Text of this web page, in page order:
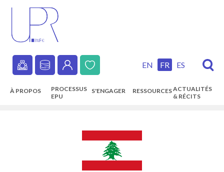
content
Secondary
navigation
EN FR ES
À PROPOS
PROCESSUS
EPU
S'ENGAGER RESSOURCESACTUALITÉS
& RÉCITS